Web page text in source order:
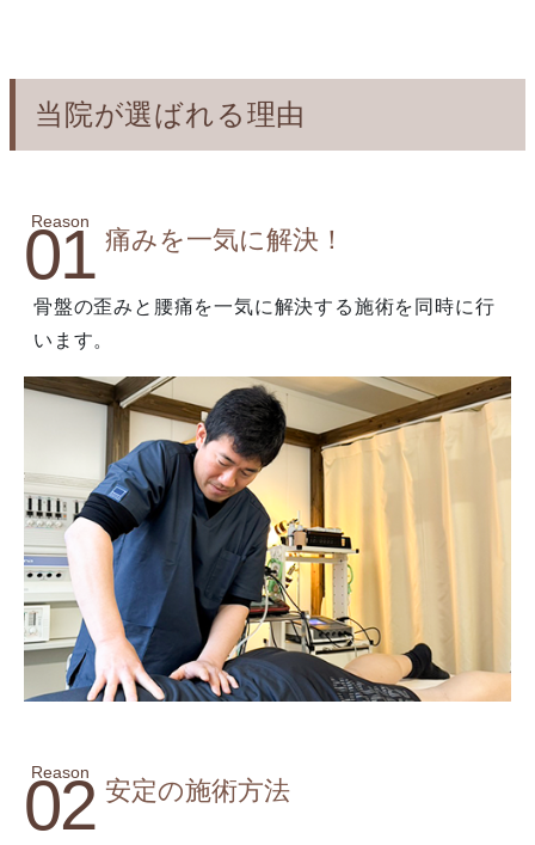
当院が選ばれる理由
Reason
01 痛みを一気に解決！
骨盤の歪みと腰痛を一気に解決する施術を同時に行
います。
Reason
02 安定の施術方法